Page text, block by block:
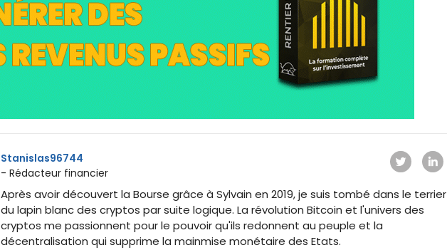
Stanislas96744
- Rédacteur financier
Après avoir découvert la Bourse grâce à Sylvain en 2019, je suis tombé dans le terrier
du lapin blanc des cryptos par suite logique. La révolution Bitcoin et l'univers des
cryptos me passionnent pour le pouvoir qu'ils redonnent au peuple et la
décentralisation qui supprime la mainmise monétaire des Etats.